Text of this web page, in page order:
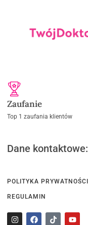
Zaufanie
Top 1 zaufania klientów
Dane kontaktowe:
POLITYKA PRYWATNOŚCI
REGULAMIN